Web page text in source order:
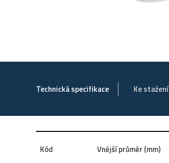
Technická specifikace Ke stažení
Kód Vnější průměr (mm)